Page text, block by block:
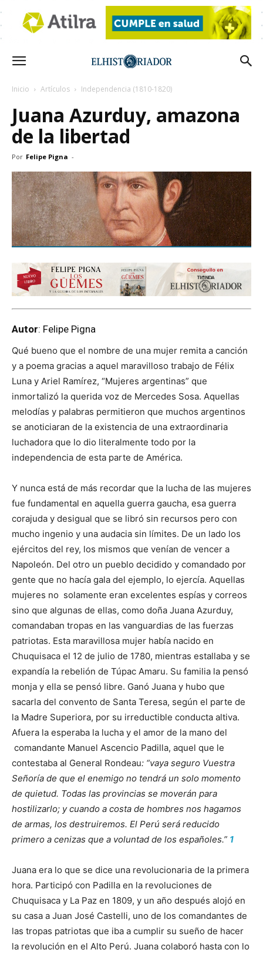
Inicio Artículos Independencia (1810-1820)
Juana Azurduy, amazona
de la libertad
Por Felipe Pigna -
Autor: Felipe Pigna
Qué bueno que el nombre de una mujer remita a canción
y a poema gracias a aquel maravilloso trabajo de Félix
Luna y Ariel Ramírez, “Mujeres argentinas” que
inmortalizó la querida voz de Mercedes Sosa. Aquellas
melodías y palabras permitieron que muchos argentinos
se anoticiaran de la existencia de una extraordinaria
luchadora que lo dio literalmente todo por la
independencia de esta parte de América.
Y nunca está de más recordar que la lucha de las mujeres
fue fundamental en aquella guerra gaucha, esa guerra
corajuda y desigual que se libró sin recursos pero con
mucho ingenio y una audacia sin límites. De un lado los
ejércitos del rey, los mismos que venían de vencer a
Napoleón. Del otro un pueblo decidido y comandado por
gente que no hacía gala del ejemplo, lo ejercía. Aquellas
mujeres no solamente eran excelentes espías y correos
sino que algunas de ellas, como doña Juana Azurduy,
comandaban tropas en las vanguardias de las fuerzas
patriotas. Esta maravillosa mujer había nacido en
Chuquisaca el 12 de julio de 1780, mientras estallaba y se
expandía la rebelión de Túpac Amaru. Su familia la pensó
monja y ella se pensó libre. Ganó Juana y hubo que
sacarla del convento de Santa Teresa, según el parte de
la Madre Superiora, por su irreductible conducta altiva.
Afuera la esperaba la lucha y el amor de la mano del
comandante Manuel Ascencio Padilla, aquel que le
contestaba al General Rondeau: “vaya seguro Vuestra
Señoría de que el enemigo no tendrá un solo momento
de quietud. Todas las provincias se moverán para
hostilizarlo; y cuando a costa de hombres nos hagamos
de armas, los destruiremos. El Perú será reducido
primero a cenizas que a voluntad de los españoles.” 1
Juana era lo que se dice una revolucionaria de la primera
hora. Participó con Padilla en la revoluciones de
Chuquisaca y La Paz en 1809, y un año después alojó en
su casa a Juan José Castelli, uno de los comandantes de
las tropas patriotas que iba a cumplir su sueño de hacer
la revolución en el Alto Perú. Juana colaboró hasta con lo